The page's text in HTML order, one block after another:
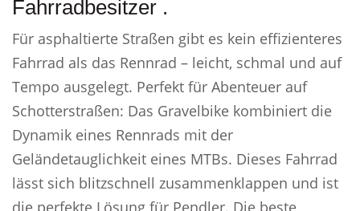
Fahrradbesitzer .
Für asphaltierte Straßen gibt es kein effizienteres
Fahrrad als das Rennrad – leicht, schmal und auf
Tempo ausgelegt. Perfekt für Abenteuer auf
Schotterstraßen: Das Gravelbike kombiniert die
Dynamik eines Rennrads mit der
Geländetauglichkeit eines MTBs. Dieses Fahrrad
lässt sich blitzschnell zusammenklappen und ist
die perfekte Lösung für Pendler. Die beste